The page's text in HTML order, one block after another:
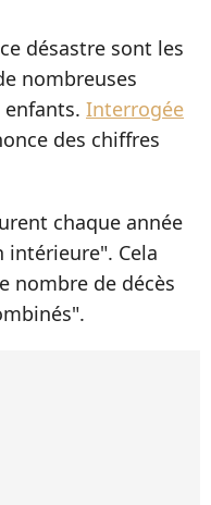
désastre sont les
nombreuses
enfants. Interrogée
des chiffres
chaque année
Cela
nombre de décès